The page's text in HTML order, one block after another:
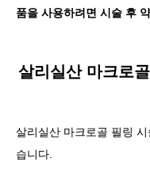
품을 사용하려면 시술 후
살리실산 마크로
살리실산 마크로골 필링
습니다.